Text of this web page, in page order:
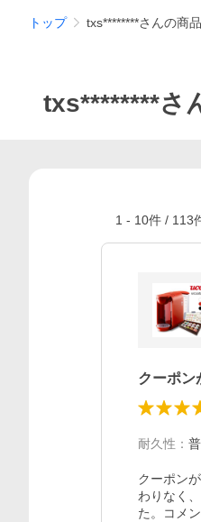
トップ txs********さんの商
txs********さ
1 - 10件 / 113
クーポ
耐久性 ：
クーポン
わりなく
た。コメ